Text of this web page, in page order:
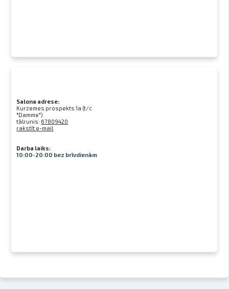
Salona adrese:
Kurzemes prospekts 1a (t/c
"Damme")
tālrunis: 67809420
rakstīt e-mail
Darba laiks:
10:00-20:00 bez brīvdienām